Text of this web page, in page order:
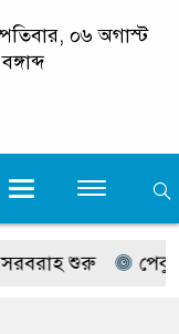
০৬ অগাস্ট
শুরু পেকুয়ায় ওযু